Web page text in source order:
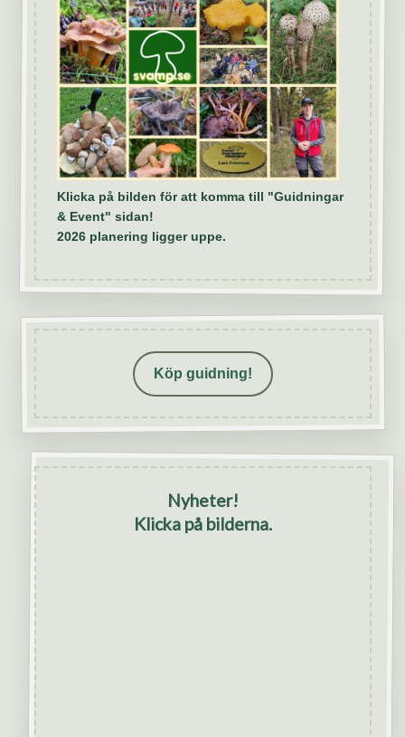
Klicka på bilden för att komma till "Guidningar
& Event" sidan!
2026 planering ligger uppe.
Köp guidning!
Nyheter!
Klicka på bilderna.